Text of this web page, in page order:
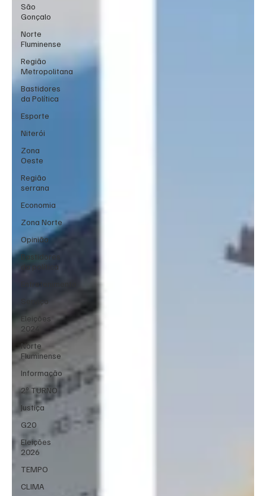
São
Gonçalo
Norte
Fluminense
Região
Metropolitana
Bastidores
da Política
Esporte
Niterói
Zona
Oeste
Região
serrana
Economia
Zona Norte
Opinião
Bastidores
da política
Serviço
Eleições
2024
Norte
Fluminense
Informação
2º TURNO
Justiça
G20
Eleições
2026
TEMPO
CLIMA